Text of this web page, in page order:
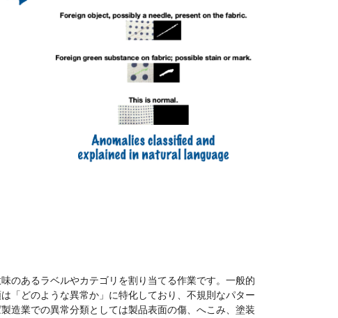
のあるラベルやカテゴリを割り当てる作業です。一般的
「どのような異常か」に特化しており、不規則なパター
造業での異常分類としては製品表面の傷、へこみ、塗装